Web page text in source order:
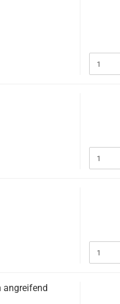
angreifend